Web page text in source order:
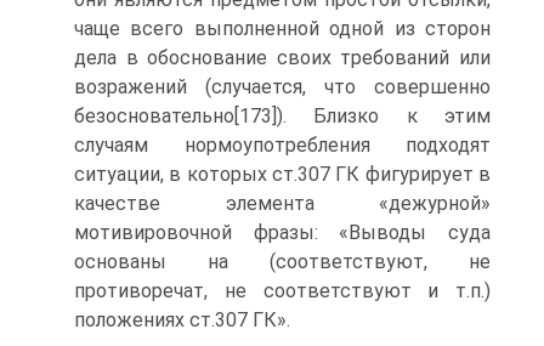
чаще всего выполненной одной из сторон
дела в обоснование своих требований или
возражений (случается, что совершенно
безосновательно[173]). Близко к этим
случаям нормоупотребления подходят
ситуации, в которых ст.307 ГК фигурирует в
качестве элемента «дежурной»
мотивировочной фразы: «Выводы суда
основаны на (соответствуют, не
противоречат, не соответствуют и т.п.)
положениях ст.307 ГК».